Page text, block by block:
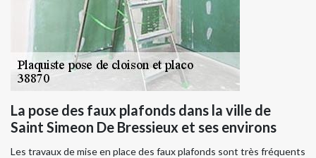
La pose des faux plafonds dans la ville de
Saint Simeon De Bressieux et ses environs
Les travaux de mise en place des faux plafonds sont très fréquents